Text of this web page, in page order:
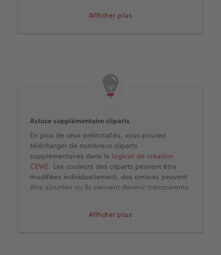
Afficher plus
4. Les cliparts ajoutent un petit plus.
Afficher plus
Astuce supplémentaire cliparts
En plus de ceux préinstallés, vous pouvez
télécharger de nombreux cliparts
supplémentaires dans le logiciel de création
CEWE. Les couleurs des cliparts peuvent être
modifiées individuellement, des ombres peuvent
être ajoutées ou ils peuvent devenir transparents